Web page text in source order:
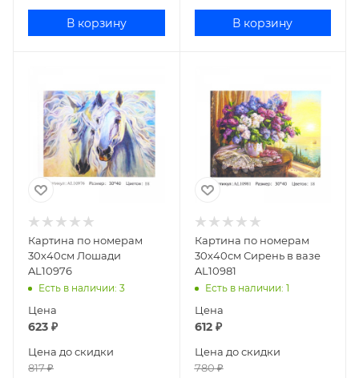
В корзину В корзину
Картина по номерам
30х40см Лошади
AL10976
Есть в наличии: 3
Цена
623 ₽
Цена до скидки
817₽
Картина по номерам
30х40см Сирень в вазе
AL10981
Есть в наличии: 1
Цена
612₽
Цена до скидки
780₽